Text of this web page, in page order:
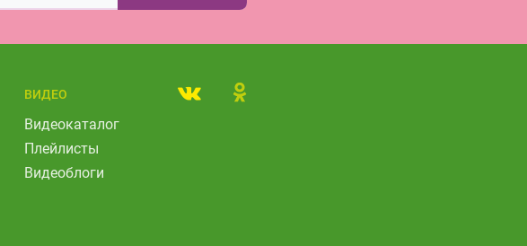
ВИДЕО
Видеокаталог
Плейлисты
Видеоблоги